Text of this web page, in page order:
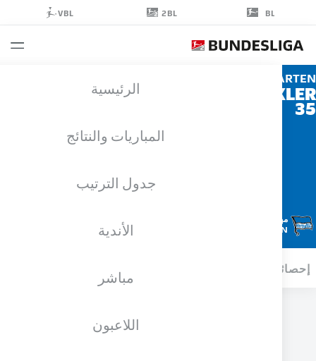
الرئيسية
المباريات والنتائج
جدول الترتيب
الأندية
مباشر
اللاعبون
مهاجم
HERTHA BERLIN
موسم 2022/2023
الطول